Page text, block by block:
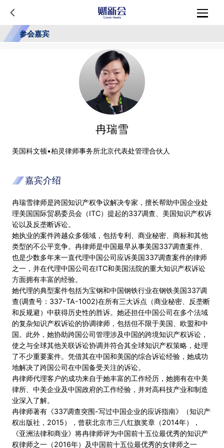
参会嘉宾
冉瑞雪
美国科文顿•柏灵律师事务所北京代表处管理合伙人
嘉宾介绍
冉瑞雪律师是跨国知识产权争议解决专家，擅长帮助中国企业处
理美国国际贸易委员会（ITC）提起的337调查、美国知识产权诉
讼以及反垄断诉讼。
她执业的案件跨越众多领域，包括专利、商业秘密、商标和其他
类型的不公平竞争。冉律师是中国最早从事美国337调查案件、
也是少数多年来一直代理中国公司应诉美国337调查案件的律师
之一，并在代理中国公司在ITC和美国法院的重大知识产权诉讼
方面拥有丰富的经验。
她代理的典型案件包括为宝钢和中国钢铁行业在钢铁美国337调
查(调查号：337-TA-1002)在所有三大诉点（商业秘密、反垄断
和反规避）中获得历史性的胜诉。她还担任中国公司在多个法域
的复杂知识产权诉讼的协调律师，包括但不限于美国、欧盟和中
国。此外，她协助跨国公司管理涉及中国的跨境知识产权诉讼，
使之与全球其他关联诉讼协调并符合其全球知识产权策略，处理
了不少重要案件。凭借其在中国和美国的综合诉讼经验，她成功
地解决了跨国公司在中国备受关注的诉讼。
冉律师代理客户的成功来自于她丰富的工作经历，她拥有在中美
律所、中美企业及中国政府的工作经验，并对高科技产业和制造
业深入了解。
冉律师著有《337调查突围-写过中国企业的应诉指南》（知识产
权出版社，2015），曾获北京市三八红旗奖章（2014年），
《亚洲法律和商业》将冉律师评为中国前十五位最优秀的知识产
权律师之一（2016年）及中国前十五位最优秀的女律师之一